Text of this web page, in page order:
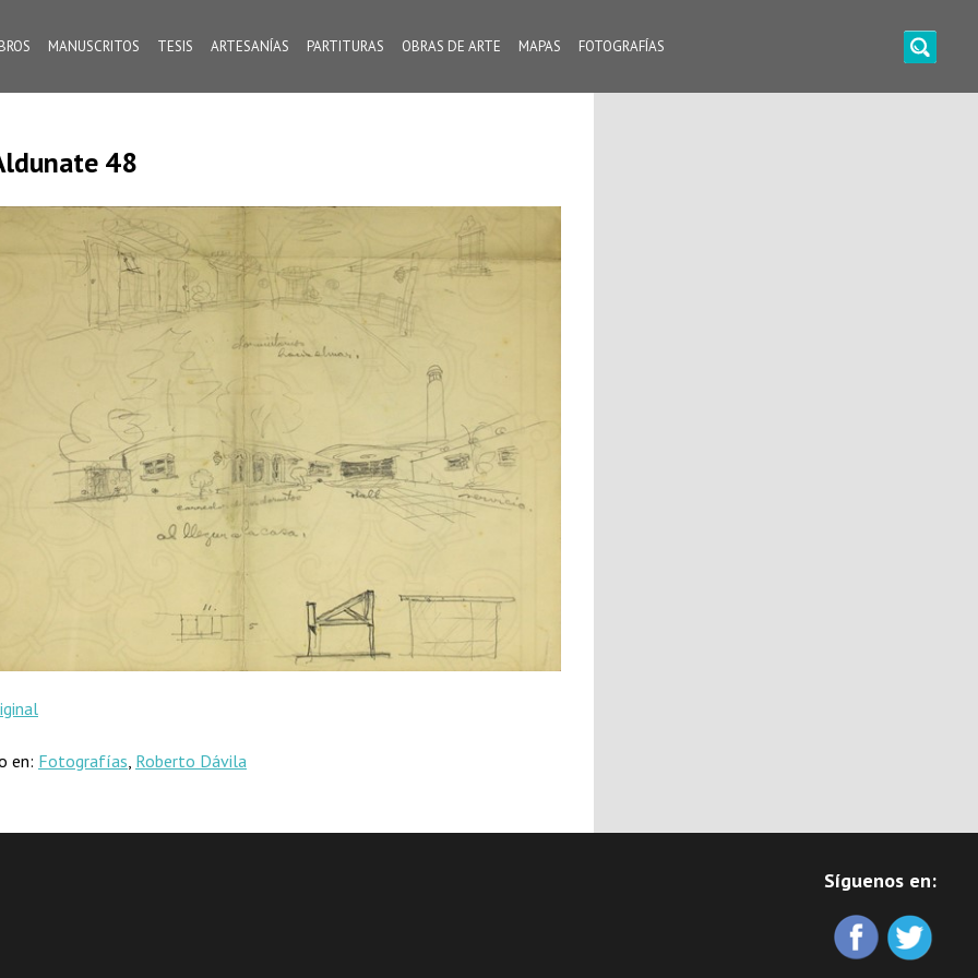
MANUSCRITOS TESIS ARTESANÍAS PARTITURAS OBRAS DE ARTE MAPAS FOTOGRAFÍAS
48
en: Fotografías, Roberto Dávila
Síguenos en: